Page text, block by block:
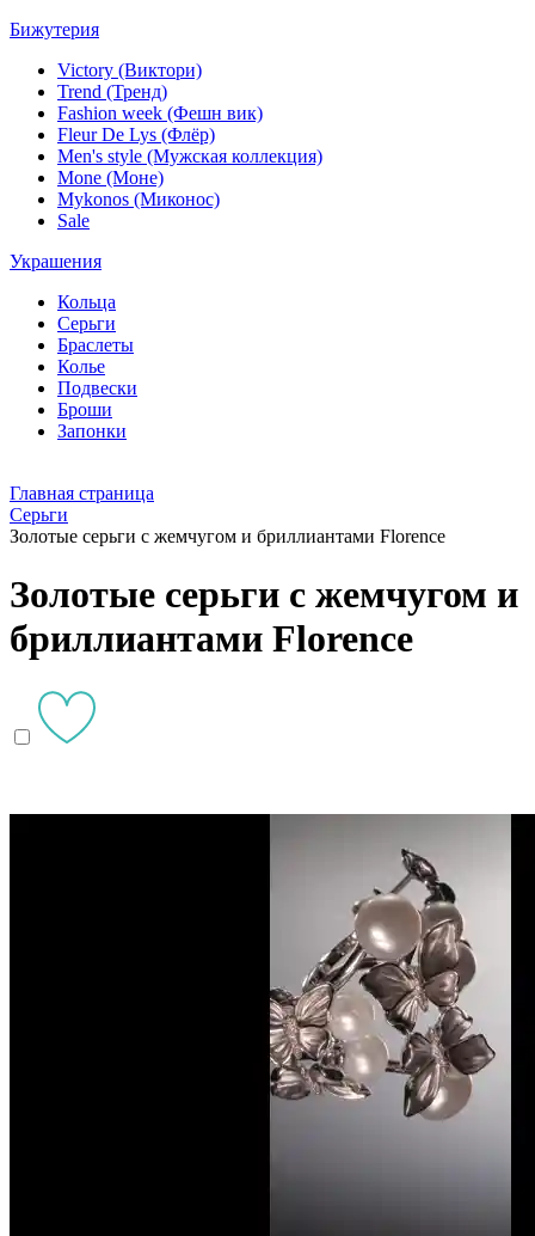
Бижутерия
Victory (Виктори)
Trend (Тренд)
Fashion week (Фешн вик)
Fleur De Lys (Флёр)
Men's style (Мужская коллекция)
Mone (Моне)
Mykonos (Миконос)
Sale
Украшения
Кольца
Серьги
Браслеты
Колье
Подвески
Броши
Запонки
Главная страница
Серьги
Золотые серьги с жемчугом и бриллиантами Florence
Золотые серьги с жемчугом и
бриллиантами Florence